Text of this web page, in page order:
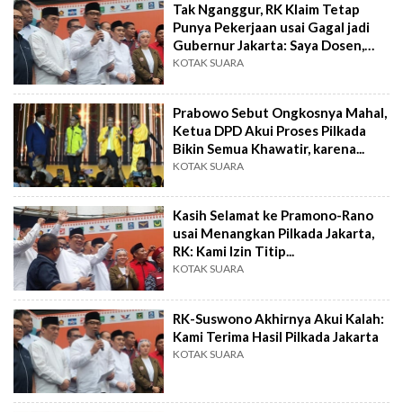
Tak Nganggur, RK Klaim Tetap
Punya Pekerjaan usai Gagal jadi
Gubernur Jakarta: Saya Dosen,
Arsitek dan Kurator IKN
KOTAK SUARA
Prabowo Sebut Ongkosnya Mahal,
Ketua DPD Akui Proses Pilkada
Bikin Semua Khawatir, karena...
KOTAK SUARA
Kasih Selamat ke Pramono-Rano
usai Menangkan Pilkada Jakarta,
RK: Kami Izin Titip...
KOTAK SUARA
RK-Suswono Akhirnya Akui Kalah:
Kami Terima Hasil Pilkada Jakarta
KOTAK SUARA